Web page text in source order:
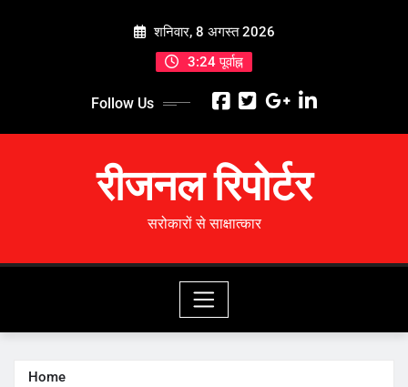
शनिवार, 8 अगस्त 2026
3:24 पूर्वाह्न
Follow Us
रीजनल रिपोर्टर
सरोकारों से साक्षात्कार
Home